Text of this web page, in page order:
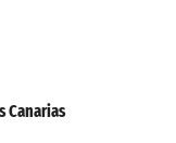
Canarias